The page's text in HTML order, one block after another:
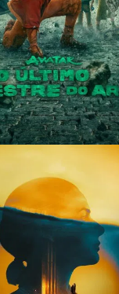
O Último Mestre do
Temporada Torrent
WEB-DL 1080p Dual
Áudio
2ª Temporada (2024)
DL 1080p Dual Áudio